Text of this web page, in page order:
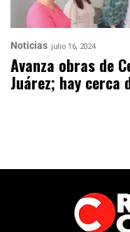
Noticias julio 16, 2024
Avanza obras de
Juárez; hay